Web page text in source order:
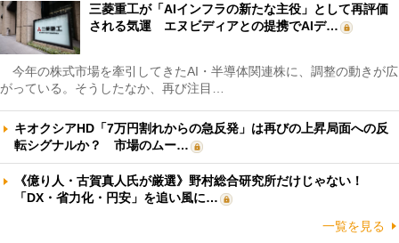
三菱重工が「AIインフラの新たな主役」として再評価
される気運 エヌビディアとの提携でAIデ…
今年の株式市場を牽引してきたAI・半導体関連株に、調整の動きが広
がっている。そうしたなか、再び注目…
キオクシアHD「7万円割れからの急反発」は再びの上昇局面への反
転シグナルか？ 市場のムー…
《億り人・古賀真人氏が厳選》野村総合研究所だけじゃない！
「DX・省力化・円安」を追い風に…
一覧を見る